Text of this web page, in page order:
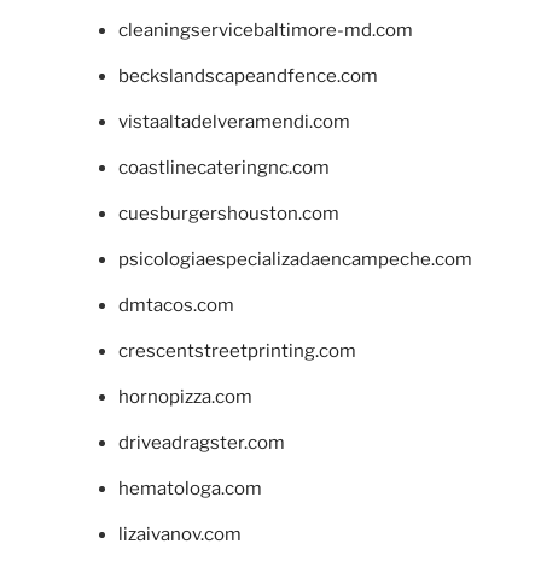
cleaningservicebaltimore-md.com
beckslandscapeandfence.com
vistaaltadelveramendi.com
coastlinecateringnc.com
cuesburgershouston.com
psicologiaespecializadaencampeche.com
dmtacos.com
crescentstreetprinting.com
hornopizza.com
driveadragster.com
hematologa.com
lizaivanov.com